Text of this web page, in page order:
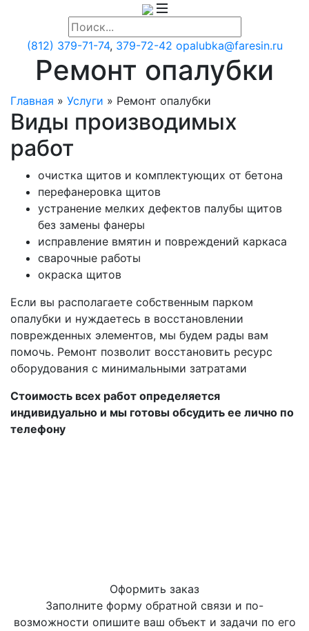
(812) 379-71-74, 379-72-42 opalubka@faresin.ru
Ремонт опалубки
Главная » Услуги » Ремонт опалубки
Виды производимых
работ
очистка щитов и комплектующих от бетона
перефанеровка щитов
устранение мелких дефектов палубы щитов
без замены фанеры
исправление вмятин и повреждений каркаса
сварочные работы
окраска щитов
Если вы располагаете собственным парком
опалубки и нуждаетесь в восстановлении
поврежденных элементов, мы будем рады вам
помочь. Ремонт позволит восстановить ресурс
оборудования с минимальными затратами
Стоимость всех работ определяется
индивидуально и мы готовы обсудить ее лично по
телефону
Оформить заказ
Заполните форму обратной связи и по-
возможности опишите ваш объект и задачи по его